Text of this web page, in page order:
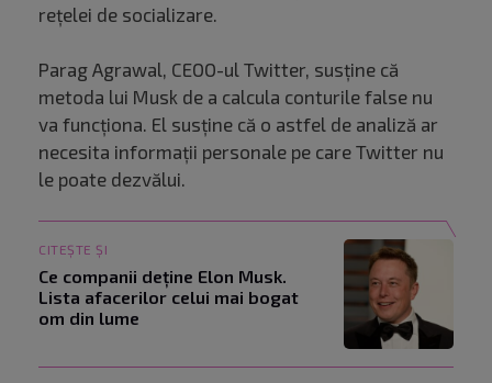
rețelei de socializare.
Parag Agrawal, CEOO-ul Twitter, susține că
metoda lui Musk de a calcula conturile false nu
va funcționa. El susține că o astfel de analiză ar
necesita informații personale pe care Twitter nu
le poate dezvălui.
CITEȘTE ȘI
Ce companii deține Elon Musk.
Lista afacerilor celui mai bogat
om din lume